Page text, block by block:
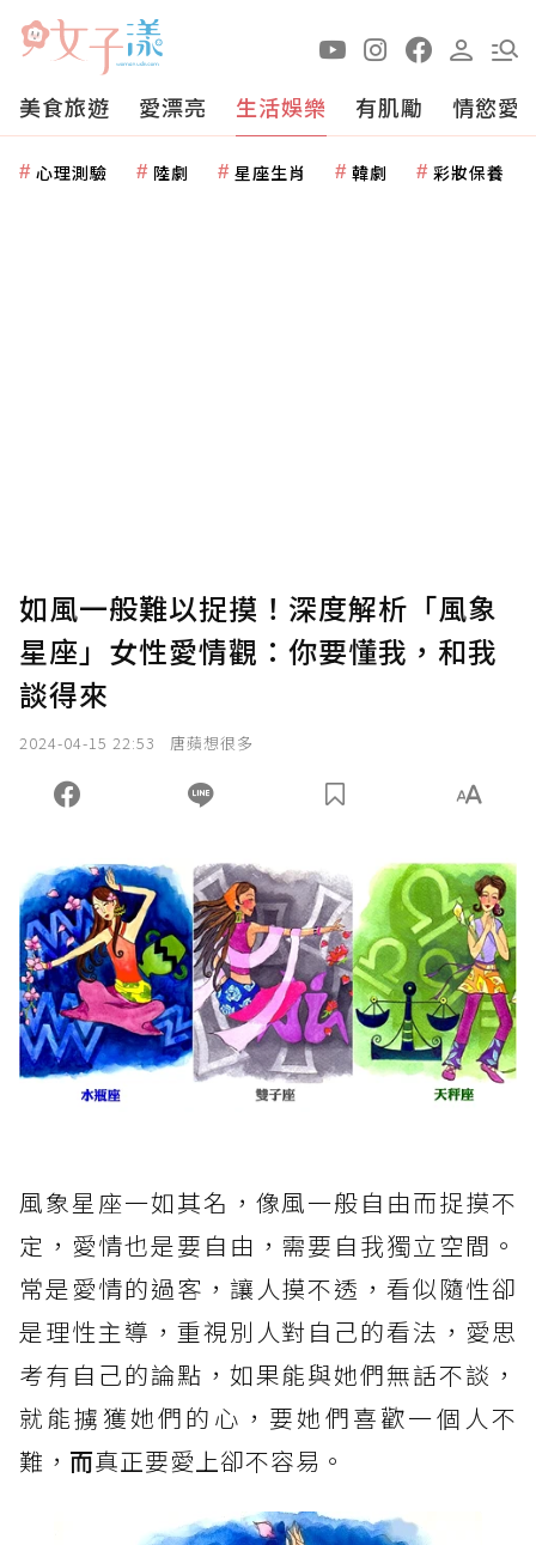
美食旅遊 愛漂亮 生活娛樂 有肌勵 情慾愛
心理測驗 陸劇 星座生肖 韓劇 彩妝保養
如風一般難以捉摸！深度解析「風象
星座」女性愛情觀：你要懂我，和我
談得來
2024-04-15 22:53 唐蘋想很多
風象星座一如其名，像風一般自由而捉摸不
定，愛情也是要自由，需要自我獨立空間。
常是愛情的過客，讓人摸不透，看似隨性卻
是理性主導，重視別人對自己的看法，愛思
考有自己的論點，如果能與她們無話不談，
就能擄獲她們的心，要她們喜歡一個人不
難， 而真正要愛上卻不容易。